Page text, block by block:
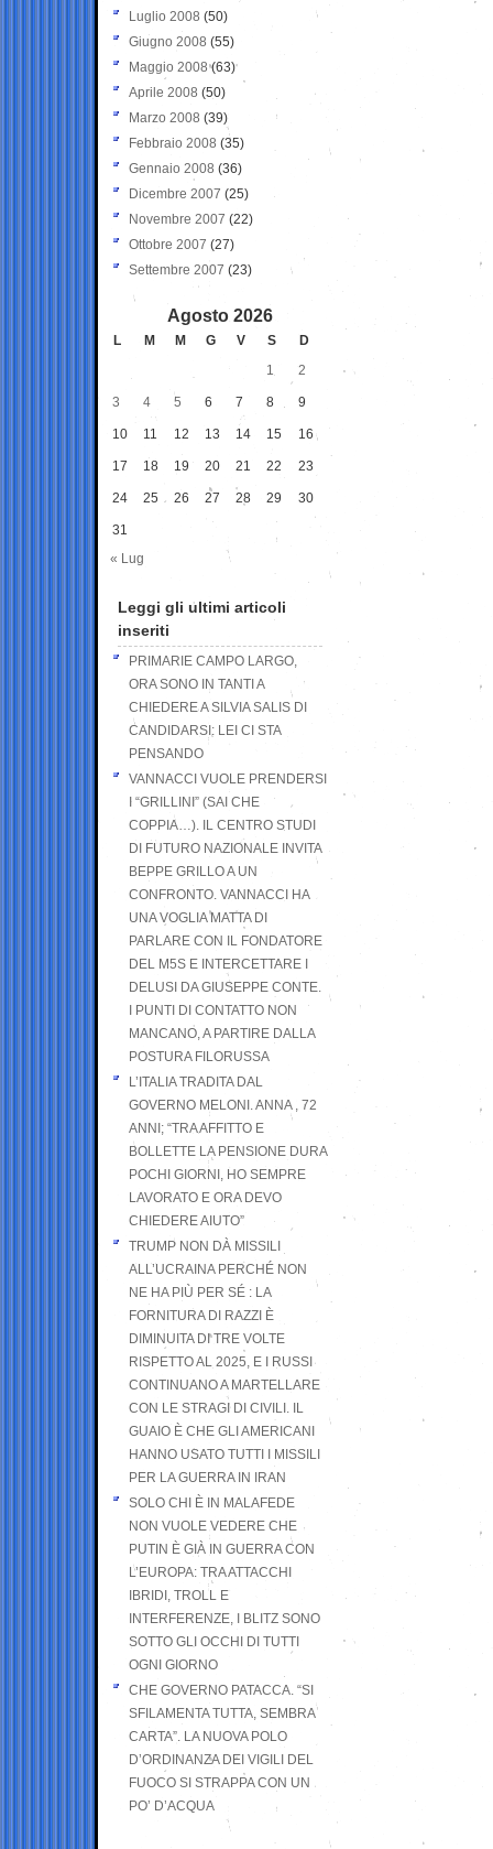
Luglio 2008 (50)
Giugno 2008 (55)
Maggio 2008(63)
Aprile 2008 (50)
Marzo 2008 (39)
Febbraio 2008 (35)
Gennaio 2008 (36)
Dicembre 2007 (25)
Novembre 2007 (22)
Ottobre 2007 (27)
Settembre 2007 (23)
Agosto 2026
L M M G V S
D
1
2
3 4 5 6 7 8 9
10 11 12 13 14 15 16
17 18 19 20 21 22 23
24 25 26 27 28 29 30
31
« Lug
Leggi gli ultimi articoli
inseriti
PRIMARIE CAMPO LARGO,
ORA SONO IN TANTI A
CHIEDERE A SILVIA SALIS DI
CANDIDARSI: LEI CI STA
PENSANDO
VANNACCI VUOLE PRENDERSI
I “GRILLINI” (SAI CHE
COPPIA…). IL CENTRO STUDI
DI FUTURO NAZIONALE INVITA
BEPPE GRILLO A UN
CONFRONTO. VANNACCI HA
UNA VOGLIA MATTA DI
PARLARE CON IL FONDATORE
DEL M5S E INTERCETTARE I
DELUSI DA GIUSEPPE CONTE.
I PUNTI DI CONTATTO NON
MANCANO, A PARTIRE DALLA
POSTURA FILORUSSA
L’ITALIA TRADITA DAL
GOVERNO MELONI. ANNA , 72
ANNI; “TRA AFFITTO E
BOLLETTE LA PENSIONE DURA
POCHI GIORNI, HO SEMPRE
LAVORATO E ORA DEVO
CHIEDERE AIUTO”
TRUMP NON DÀ MISSILI
ALL’UCRAINA PERCHÉ NON
NE HA PIÙ PER SÉ : LA
FORNITURA DI RAZZI È
DIMINUITA DI TRE VOLTE
RISPETTO AL 2025, E I RUSSI
CONTINUANO A MARTELLARE
CON LE STRAGI DI CIVILI. IL
GUAIO È CHE GLI AMERICANI
HANNO USATO TUTTI I MISSILI
PER LA GUERRA IN IRAN
SOLO CHI È IN MALAFEDE
NON VUOLE VEDERE CHE
PUTIN È GIÀ IN GUERRA CON
L’EUROPA: TRA ATTACCHI
IBRIDI, TROLL E
INTERFERENZE, I BLITZ SONO
SOTTO GLI OCCHI DI TUTTI
OGNI GIORNO
CHE GOVERNO PATACCA. “SI
SFILAMENTA TUTTA, SEMBRA
CARTA”. LA NUOVA POLO
D’ORDINANZA DEI VIGILI DEL
FUOCO SI STRAPPA CON UN
PO’ D’ACQUA